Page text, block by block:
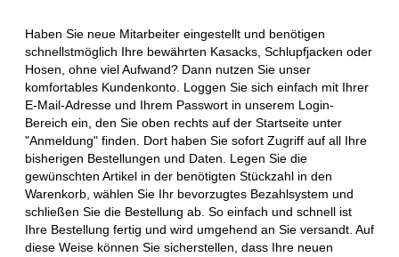
Haben Sie neue Mitarbeiter eingestellt und benötigen
schnellstmöglich Ihre bewährten Kasacks, Schlupfjacken oder
Hosen, ohne viel Aufwand? Dann nutzen Sie unser
komfortables Kundenkonto. Loggen Sie sich einfach mit Ihrer
E-Mail-Adresse und Ihrem Passwort in unserem Login-
Bereich ein, den Sie oben rechts auf der Startseite unter
"Anmeldung" finden. Dort haben Sie sofort Zugriff auf all Ihre
bisherigen Bestellungen und Daten. Legen Sie die
gewünschten Artikel in der benötigten Stückzahl in den
Warenkorb, wählen Sie Ihr bevorzugtes Bezahlsystem und
schließen Sie die Bestellung ab. So einfach und schnell ist
Ihre Bestellung fertig und wird umgehend an Sie versandt. Auf
diese Weise können Sie sicherstellen, dass Ihre neuen